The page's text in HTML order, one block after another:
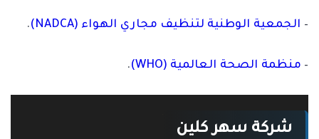
– الجمعية الوطنية لتنظيف مجاري الهواء (NADCA) .
– منظمة الصحة العالمية (WHO) .
شركة سهر كلين